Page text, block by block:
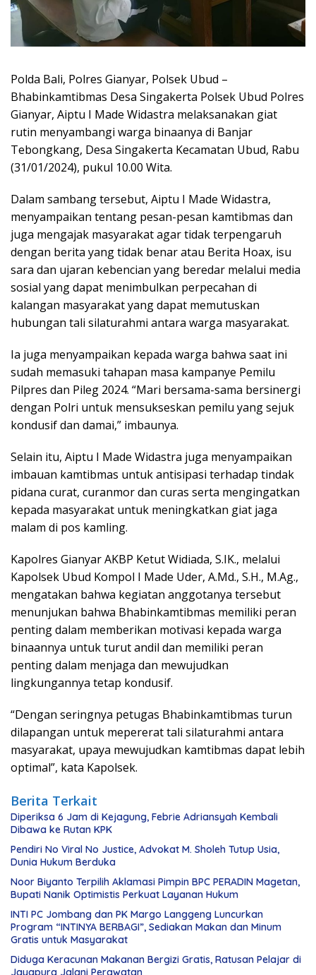
Polda Bali, Polres Gianyar, Polsek Ubud –
Bhabinkamtibmas Desa Singakerta Polsek Ubud Polres
Gianyar, Aiptu I Made Widastra melaksanakan giat
rutin menyambangi warga binaanya di Banjar
Tebongkang, Desa Singakerta Kecamatan Ubud, Rabu
(31/01/2024), pukul 10.00 Wita.
Dalam sambang tersebut, Aiptu I Made Widastra,
menyampaikan tentang pesan-pesan kamtibmas dan
juga mengajak masyarakat agar tidak terpengaruh
dengan berita yang tidak benar atau Berita Hoax, isu
sara dan ujaran kebencian yang beredar melalui media
sosial yang dapat menimbulkan perpecahan di
kalangan masyarakat yang dapat memutuskan
hubungan tali silaturahmi antara warga masyarakat.
Ia juga menyampaikan kepada warga bahwa saat ini
sudah memasuki tahapan masa kampanye Pemilu
Pilpres dan Pileg 2024. “Mari bersama-sama bersinergi
dengan Polri untuk mensukseskan pemilu yang sejuk
kondusif dan damai,” imbaunya.
Selain itu, Aiptu I Made Widastra juga menyampaikan
imbauan kamtibmas untuk antisipasi terhadap tindak
pidana curat, curanmor dan curas serta mengingatkan
kepada masyarakat untuk meningkatkan giat jaga
malam di pos kamling.
Kapolres Gianyar AKBP Ketut Widiada, S.IK., melalui
Kapolsek Ubud Kompol I Made Uder, A.Md., S.H., M.Ag.,
mengatakan bahwa kegiatan anggotanya tersebut
menunjukan bahwa Bhabinkamtibmas memiliki peran
penting dalam memberikan motivasi kepada warga
binaannya untuk turut andil dan memiliki peran
penting dalam menjaga dan mewujudkan
lingkungannya tetap kondusif.
“Dengan seringnya petugas Bhabinkamtibmas turun
dilapangan untuk mepererat tali silaturahmi antara
masyarakat, upaya mewujudkan kamtibmas dapat lebih
optimal”, kata Kapolsek.
Berita Terkait
Diperiksa 6 Jam di Kejagung, Febrie Adriansyah Kembali
Dibawa ke Rutan KPK
Pendiri No Viral No Justice, Advokat M. Sholeh Tutup Usia,
Dunia Hukum Berduka
Noor Biyanto Terpilih Aklamasi Pimpin BPC PERADIN Magetan,
Bupati Nanik Optimistis Perkuat Layanan Hukum
INTI PC Jombang dan PK Margo Langgeng Luncurkan
Program “INTINYA BERBAGI”, Sediakan Makan dan Minum
Gratis untuk Masyarakat
Diduga Keracunan Makanan Bergizi Gratis, Ratusan Pelajar di
Jayapura Jalani Perawatan